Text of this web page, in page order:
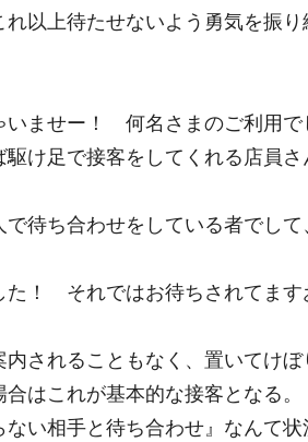
以上待たせないよう勇気を振
いませー！ 何名さまのご利用で
け足で接客をしてくれる店員さ
で待ち合わせをしている者でし
た！ それではお待ちされてます
されることもなく、置いてけ
はこれが基本的な接客となる。
ない相手と待ち合わせ』なんて